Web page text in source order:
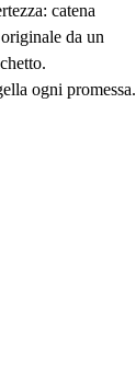
catena
da un
ogni promessa.